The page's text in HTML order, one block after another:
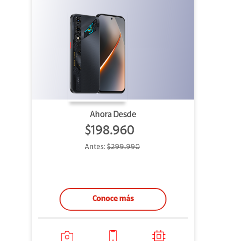
Ahora Desde
$198.960
Antes: $299.990
Conoce más